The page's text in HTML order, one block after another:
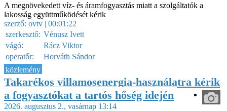
A megnövekedett víz- és áramfogyasztás miatt a szolgáltatók a
lakosság együttműködését kérik
szerző: ovtv | 00:01:22
szerkesztő: Vénusz Ivett
vágó:
Rácz Viktor
operatőr:
Horváth Sándor
közlemény
Takarékos villamosenergia-használatra kérik
a fogyasztókat a tartós hőség idején
2026. augusztus 2., vasárnap 13:14